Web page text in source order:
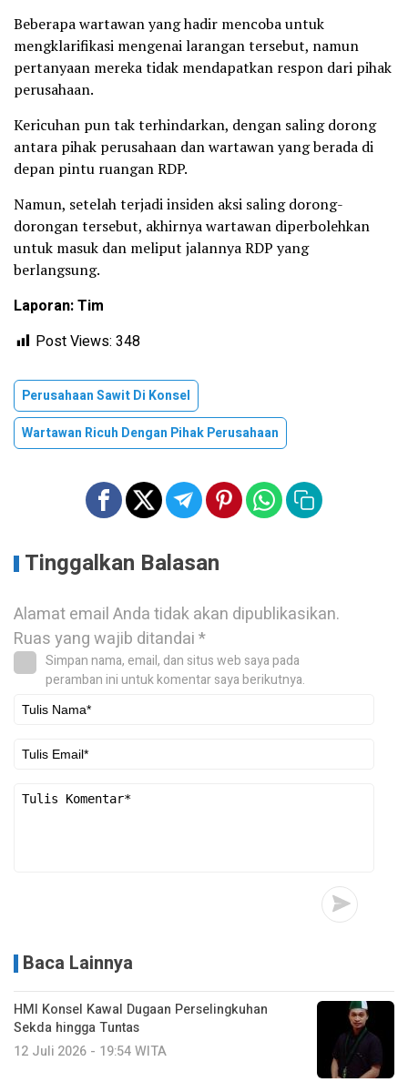
Beberapa wartawan yang hadir mencoba untuk
mengklarifikasi mengenai larangan tersebut, namun
pertanyaan mereka tidak mendapatkan respon dari pihak
perusahaan.
Kericuhan pun tak terhindarkan, dengan saling dorong
antara pihak perusahaan dan wartawan yang berada di
depan pintu ruangan RDP.
Namun, setelah terjadi insiden aksi saling dorong-
dorongan tersebut, akhirnya wartawan diperbolehkan
untuk masuk dan meliput jalannya RDP yang
berlangsung.
Laporan: Tim
Post Views: 348
Perusahaan Sawit Di Konsel
Wartawan Ricuh Dengan Pihak Perusahaan
Tinggalkan Balasan
Alamat email Anda tidak akan dipublikasikan.
Ruas yang wajib ditandai*
Simpan nama, email, dan situs web saya pada
peramban ini untuk komentar saya berikutnya.
Baca Lainnya
HMI Konsel Kawal Dugaan Perselingkuhan
Sekda hingga Tuntas
12 Juli 2026 - 19:54 WITA